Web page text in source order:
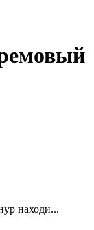
находи...